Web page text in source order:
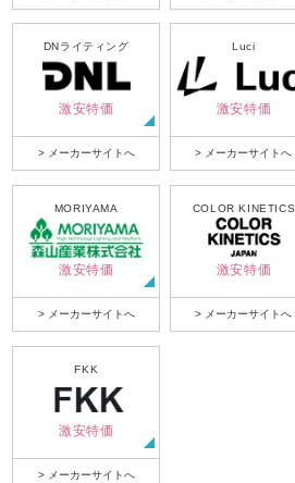
DNライティング
激安特価
> メーカーサイトへ
Luci
激安特価
> メーカーサイトへ
MORIYAMA
激安特価
> メーカーサイトへ
COLOR KINETICS
激安特価
> メーカーサイトへ
FKK
激安特価
> メーカーサイトへ